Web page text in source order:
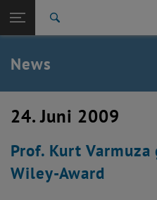
TU Login
Quicklinks
Quicklinks-Menü umschalten
Studium
Zurück: Subseiten von Aktuelles
Zurück zur letzten Ebene:
Aktuelles
News
News
24. Juni 2009
Prof. Kurt
Wiley-Award